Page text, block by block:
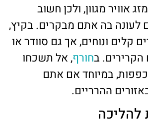
אוויר מגוון, ולכן חשוב
לעונה בה אתם מבקרים. בקיץ,
קלים ונוחים, אך גם סוודר או
בחורף, אל תשכחו
במיוחד אם אתם
ההרריים.
להליכה